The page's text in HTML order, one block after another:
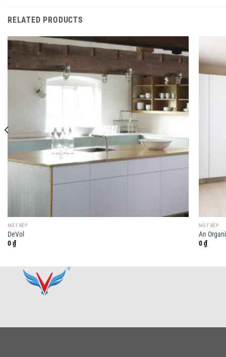
RELATED PRODUCTS
MẶT BẾP
DeVol
0₫
MẶT BẾP
An
0₫